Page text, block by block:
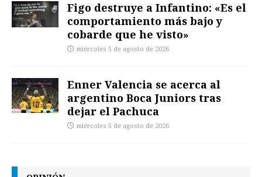
Figo destruye a Infantino: «Es el
comportamiento más bajo y
cobarde que he visto»
miércoles 5 de agosto de 2026
Enner Valencia se acerca al
argentino Boca Juniors tras
dejar el Pachuca
miércoles 5 de agosto de 2026